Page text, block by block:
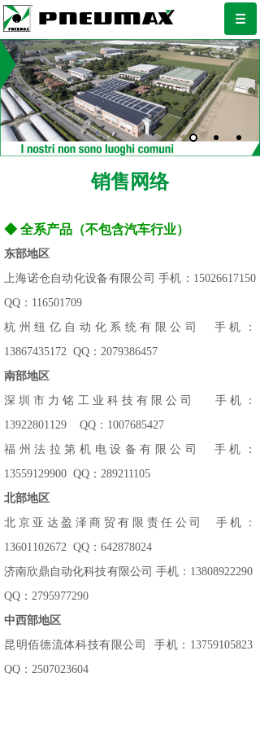
销售网络
◆ 全系产品（不包含汽车行业）
东部地区
上海诺仓自动化设备有限公司 手机：15026617150
QQ：116501709
杭州纽亿自动化系统有限公司 手机：
13867435172 QQ：2079386457
南部地区
深圳市力铭工业科技有限公司 手机：
13922801129 QQ：1007685427
福州法拉第机电设备有限公司 手机：
13559129900 QQ：289211105
北部地区
北京亚达盈泽商贸有限责任公司 手机：
13601102672 QQ：642878024
济南欣鼎自动化科技有限公司 手机：13808922290
QQ：2795977290
中西部地区
昆明佰德流体科技有限公司 手机：13759105823
QQ：2507023604